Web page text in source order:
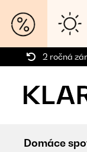
2 ročná
Domáce